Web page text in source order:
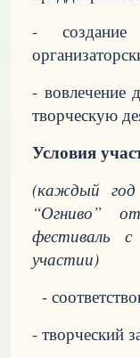
- создание
- вовлечение
творческую
Условия
(каждый
“Огниво”
фестиваль
участии)
-
- творческий